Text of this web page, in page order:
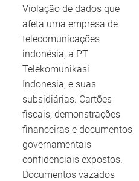
Violação de dados que
afeta uma empresa de
telecomunicações
indonésia, a PT
Telekomunikasi
Indonesia, e suas
subsidiárias. Cartões
fiscais, demonstrações
financeiras e documentos
governamentais
confidenciais expostos.
Documentos vazados